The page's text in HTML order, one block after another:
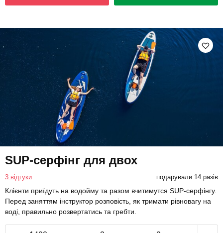
SUP-серфінг для двох
3 відгуки подарували 14 разів
Клієнти приїдуть на водойму та разом вчитимутся SUP-серфінгу.
Перед заняттям інструктор розповість, як тримати рівновагу на
воді, правильно розвертатись та гребти.